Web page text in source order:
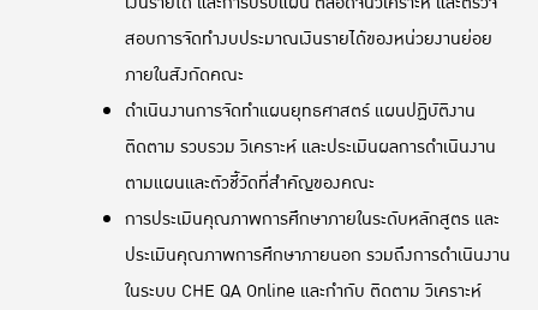
สอบการจัดทำงบประมาณเงินรายได้ของหน่วยงานย่อย
ภายในสังกัดคณะ
ดำเนินงานการจัดทำแผนยุทธศาสตร์ แผนปฏิบัติงาน
ติดตาม รวบรวม วิเคราะห์ และประเมินผลการดำเนินงาน
ตามแผนและตัวชี้วัดที่สำคัญของคณะ
การประเมินคุณภาพการศึกษาภายในระดับหลักสูตร และ
ประเมินคุณภาพการศึกษาภายนอก รวมถึงการดำเนินงาน
ในระบบ CHE QA Online และกำกับ ติดตาม วิเคราะห์